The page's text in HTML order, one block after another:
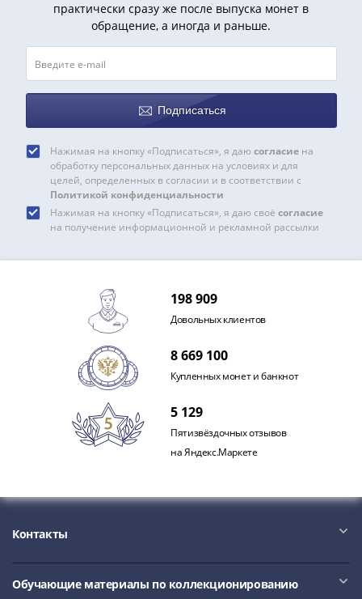
практически сразу же после выпуска монет в
обращение, а иногда и раньше.
Подписаться
Нажимая на кнопку «Подписаться», я даю согласиена
обработку персональных данных на условиях и для
целей, определенных в согласии и в соответствии с
Политикой конфиденциальности
Нажимая на кнопку «Подписаться», я даю своё согласие
на получение информационной и рекламной рассылки
198 909
Довольных клиентов
8 669 100
Купленных монет и банкнот
5 129
Пятизвёздочных отзывов
на Яндекс.Маркете
Контакты
Обучающие материалы по коллекционированию